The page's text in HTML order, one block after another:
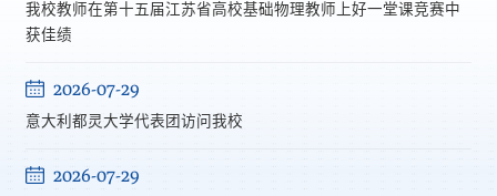
我校教师在第十五届江苏省高校基础物理教师上好一堂课竞赛中
获佳绩
2026-07-29
意大利都灵大学代表团访问我校
2026-07-29